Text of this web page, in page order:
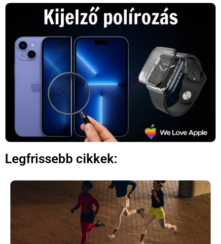
Legfrissebb cikkek:
×